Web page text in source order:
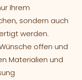
Ihrem
sondern auch
werden.
offen und
Materialien und